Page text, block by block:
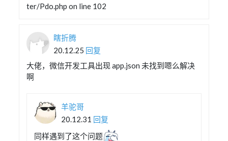
ter/Pdo.php on line 102
瞎折腾
20.12.25 回复
大佬，微信开发工具出现 app.json 未找到嗯么解决
啊
羊驼哥
20.12.31 回复
同样遇到了这个问题